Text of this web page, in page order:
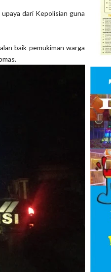
dari Kepolisian guna
baik pemukiman warga